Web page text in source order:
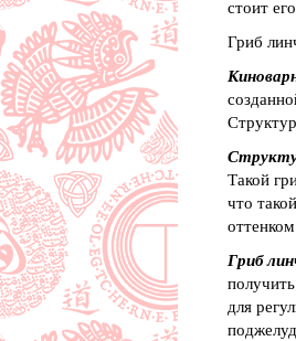
стоит
Гриб
Такой
что
Гриб
для